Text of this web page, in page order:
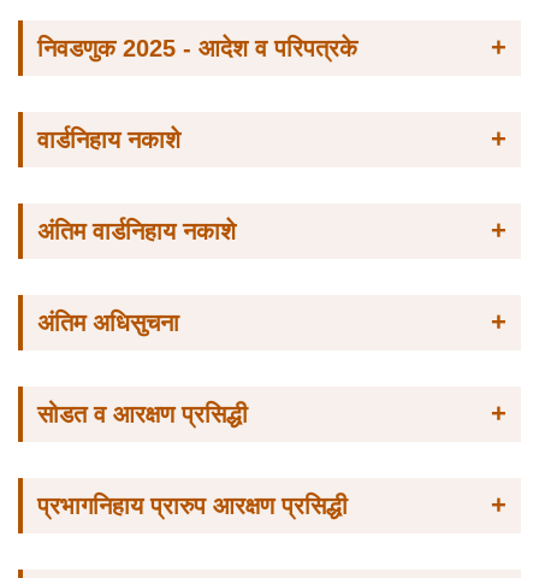
निवडणुक 2025 - आदेश व परिपत्रके +
वार्डनिहाय नकाशे +
अंतिम वार्डनिहाय नकाशे +
अंतिम अधिसुचना +
सोडत व आरक्षण प्रसिद्धी +
प्रभागनिहाय प्रारुप आरक्षण प्रसिद्धी +